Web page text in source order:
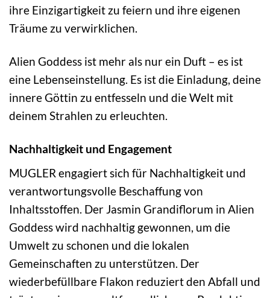
ihre Einzigartigkeit zu feiern und ihre eigenen
Träume zu verwirklichen.
Alien Goddess ist mehr als nur ein Duft – es ist
eine Lebenseinstellung. Es ist die Einladung, deine
innere Göttin zu entfesseln und die Welt mit
deinem Strahlen zu erleuchten.
Nachhaltigkeit und Engagement
MUGLER engagiert sich für Nachhaltigkeit und
verantwortungsvolle Beschaffung von
Inhaltsstoffen. Der Jasmin Grandiflorum in Alien
Goddess wird nachhaltig gewonnen, um die
Umwelt zu schonen und die lokalen
Gemeinschaften zu unterstützen. Der
wiederbefüllbare Flakon reduziert den Abfall und